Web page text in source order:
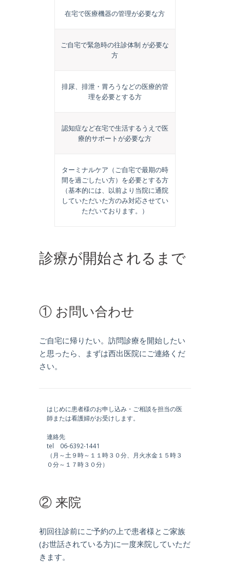
在宅で医療機器の管理が必要な方
ご自宅で緊急時の往診体制 が必要な
方
排尿、排泄・胃ろうなどの医療的管
理を必要とする方
認知症など在宅で生活するうえで医
療的サポートが必要な方
ターミナルケア（ご自宅で最期の時
間を過ごしたい方）を必要とする方
（基本的には、以前より当院に通院
していただいた方のみ対応させてい
ただいております。）
診療が開始されるまで
① お問い合わせ
ご自宅に帰りたい。訪問診療を開始したい
と思ったら、まずは西出医院にご連絡くだ
さい。
はじめに患者様のお申し込み・ご相談を担当の医
師または看護婦がお受けします。
連絡先
tel 06-6392-1441
（月～土９時～１１時３０分、月火水金１５時３
０分～１７時３０分）
② 来院
初回往診前にご予約の上で患者様とご家族
(お世話されている方)に一度来院していただ
きます。